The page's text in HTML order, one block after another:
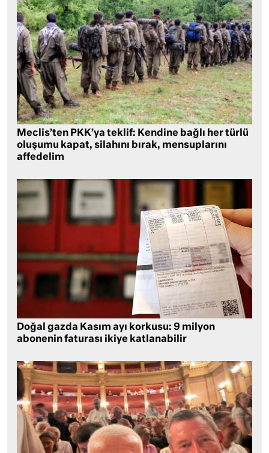
Meclis’ten PKK’ya teklif: Kendine bağlı her türlü
oluşumu kapat, silahını bırak, mensuplarını
affedelim
Doğal gazda Kasım ayı korkusu: 9 milyon
abonenin faturası ikiye katlanabilir